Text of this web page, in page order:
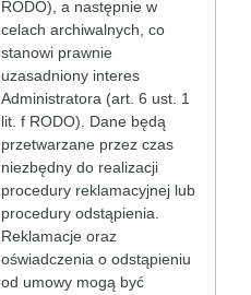
RODO), a następnie w
celach archiwalnych, co
stanowi prawnie
uzasadniony interes
Administratora (art. 6 ust. 1
lit. f RODO). Dane będą
przetwarzane przez czas
niezbędny do realizacji
procedury reklamacyjnej lub
procedury odstąpienia.
Reklamacje oraz
oświadczenia o odstąpieniu
od umowy mogą być